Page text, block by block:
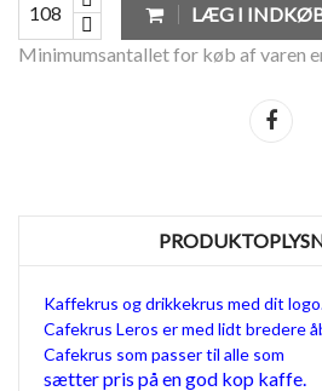
LÆG I
Minimumsantallet for køb af varen
Kaffekrus og drikkekrus med dit
Cafekrus Leros er med lidt bredere
Cafekrus som passer til alle som
sætter pris på en god kop kaffe.